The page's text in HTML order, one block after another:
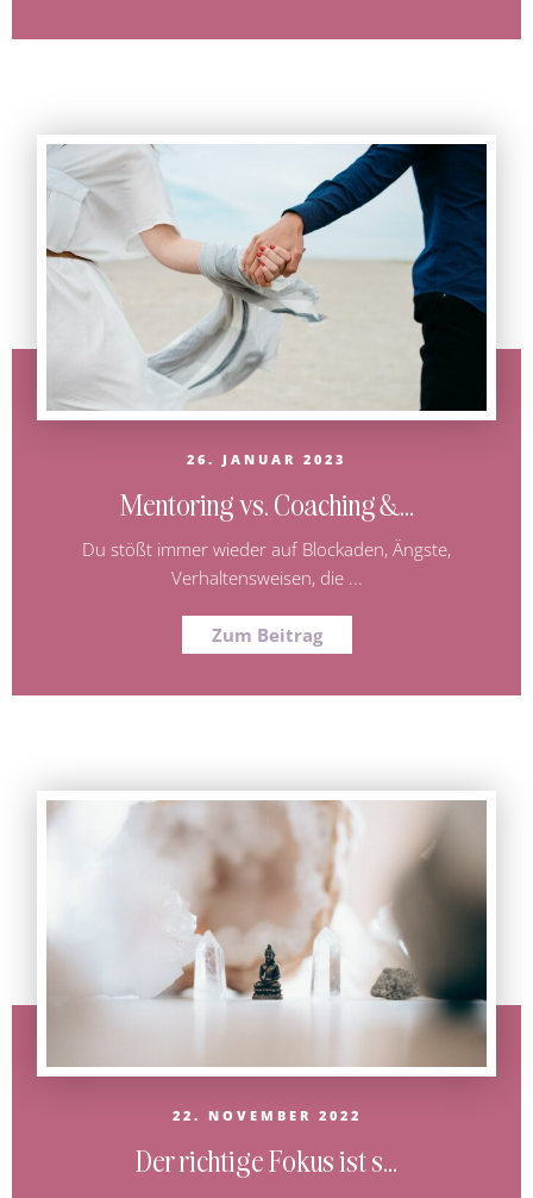
26. JANUAR 2023
Mentoring vs. Coaching &...
Du stößt immer wieder auf Blockaden, Ängste,
Verhaltensweisen, die ...
Zum Beitrag
22. NOVEMBER 2022
Der richtige Fokus ist s...